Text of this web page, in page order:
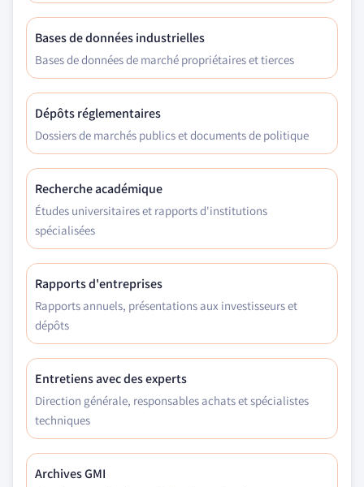
Bases de données industrielles
Bases de données de marché propriétaires et tierces
Dépôts réglementaires
Dossiers de marchés publics et documents de politique
Recherche académique
Études universitaires et rapports d'institutions
spécialisées
Rapports d'entreprises
Rapports annuels, présentations aux investisseurs et
dépôts
Entretiens avec des experts
Direction générale, responsables achats et spécialistes
techniques
Archives GMI